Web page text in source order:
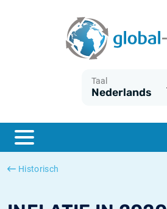
Taal
Nederlands
Historisch
ESTER
SONIA
Wat is CPI inflatie?
Wat is HICP inflatie?
Nederlandse inflatie - CPI
Amerikaanse inflatie - CPI
Euribor historie
SOFR historie
TONAR historie
Inflatiecalculator